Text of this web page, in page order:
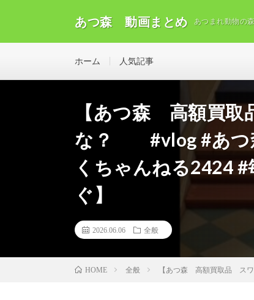
あつ森 動画まとめ あつまれ動物の
ホーム 人気記事
【あつ森 高額買
な？ #vlog #あつ
くちゃんねる2424
ぐ】
2026.06.06 全般
HOME 全般 【あつ森 高額買取品 ス